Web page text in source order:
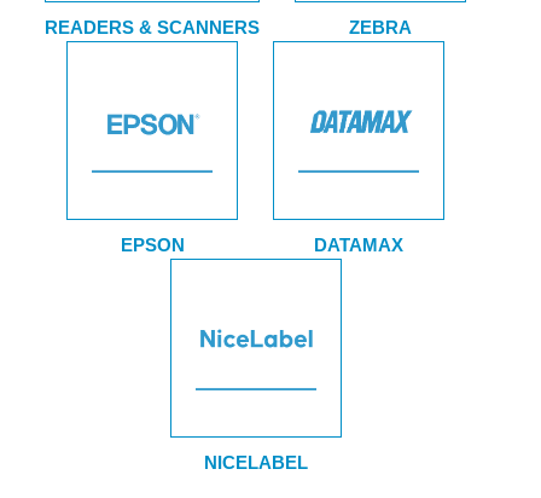
READERS & SCANNERS ZEBRA
EPSON DATAMAX
NICELABEL